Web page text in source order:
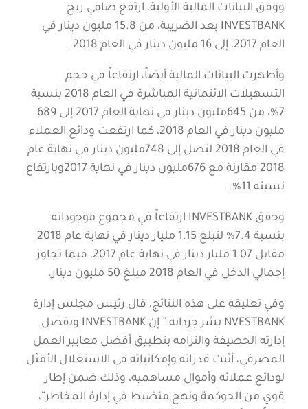
ووفق البيانات المالية الأولية، ارتفع صافي ربح
INVESTBANK بعد الضريبة، من 15.8 مليون دينار في
العام 2017، إلى 16 مليون دينار في العام 2018.
وأظهرت البيانات المالية أيضاً، ارتفاعاً في حجم
التسهيلات الائتمانية المباشرة في العام 2018 بنسبة
7%، من 645مليون دينار في نهاية العام 2017 إلى 689
مليون دينار في العام 2018، كما ارتفعت ودائع العملاء
في العام 2018 لتصل إلى 748مليون دينار في نهاية عام
2018 مقارنة مع 676مليون دينار في نهاية 2017وبارتفاع
نسبته 11%.
وحقق INVESTBANK ارتفاعاً في مجموع موجوداته
بنسبة 7.4% لتبلغ 1.15 مليار دينار في نهاية عام 2018
مقابل 1.07 مليار دينار في نهاية عام 2017، فيما تجاوز
إجمالي الدخل في العام 2018 مبلغ 50 مليون دينار.
وفي تعليقه على هذه النتائج، قال رئيس مجلس إدارة
NVESTBANK بشر جردانه:” إن INVESTBANK وبفضل
إدارته الحصيفة والتزامه بتطبيق أفضل معايير العمل
المصرفي، أثبت قدراته وإمكانياته في الاستغلال الأمثل
لودائع عملائه وأموال مساهميه، وذلك ضمن إطار
قوي من الحوكمة ونهج منضبط في إدارة المخاطر”،